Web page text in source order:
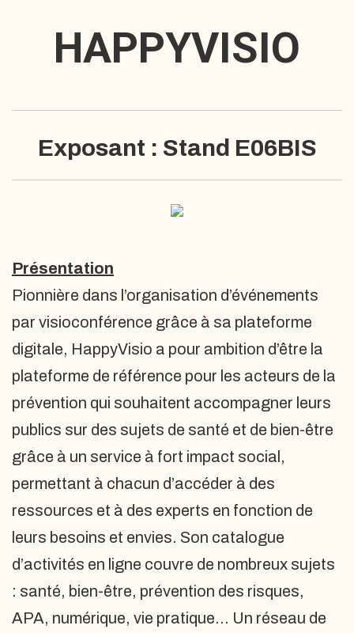
HAPPYVISIO
Exposant : Stand E06BIS
Présentation
Pionnière dans l’organisation d’événements
par visioconférence grâce à sa plateforme
digitale, HappyVisio a pour ambition d’être la
plateforme de référence pour les acteurs de la
prévention qui souhaitent accompagner leurs
publics sur des sujets de santé et de bien-être
grâce à un service à fort impact social,
permettant à chacun d’accéder à des
ressources et à des experts en fonction de
leurs besoins et envies. Son catalogue
d’activités en ligne couvre de nombreux sujets
: santé, bien-être, prévention des risques,
APA, numérique, vie pratique… Un réseau de